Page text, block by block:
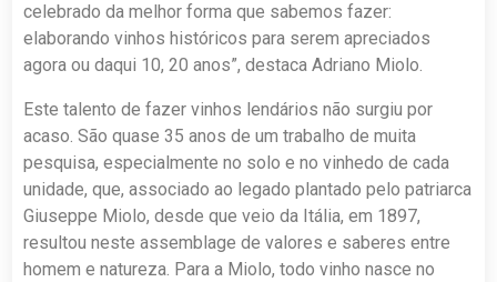
celebrado da melhor forma que sabemos fazer:
elaborando vinhos históricos para serem apreciados
agora ou daqui 10, 20 anos”, destaca Adriano Miolo.
Este talento de fazer vinhos lendários não surgiu por
acaso. São quase 35 anos de um trabalho de muita
pesquisa, especialmente no solo e no vinhedo de cada
unidade, que, associado ao legado plantado pelo patriarca
Giuseppe Miolo, desde que veio da Itália, em 1897,
resultou neste assemblage de valores e saberes entre
homem e natureza. Para a Miolo, todo vinho nasce no